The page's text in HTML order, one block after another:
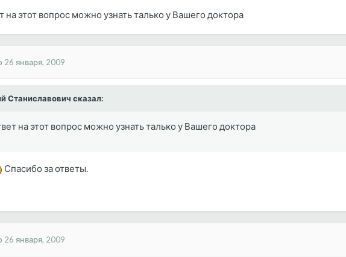
на этот вопрос можно узнать талько у Вашего доктора
26 января, 2009
Станиславович сказал:
на этот вопрос можно узнать талько у Вашего доктора
Спасибо за ответы.
26 января, 2009